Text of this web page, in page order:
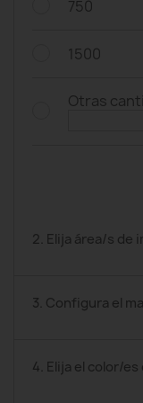
750
1500
Otras
2. Elija área/s de
3. Configura el
4. Elija el color/